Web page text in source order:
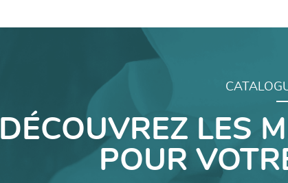
DÉCOUVREZ LES
POUR